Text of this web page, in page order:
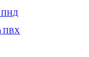
ПНД
ПВХ